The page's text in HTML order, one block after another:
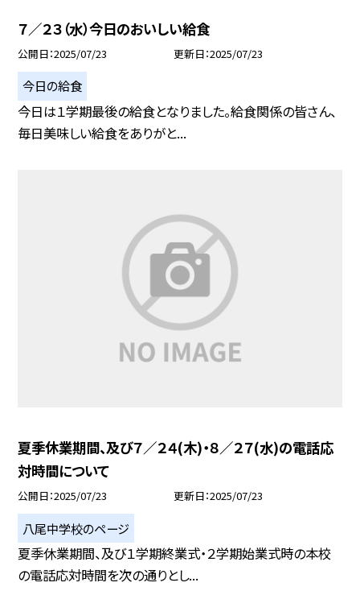
７／２３（水）今日のおいしい給食
公開日 2025/07/23 更新日 2025/07/23
今日の給食
今日は１学期最後の給食となりました。給食関係の皆さん、
毎日美味しい給食をありがと...
夏季休業期間、及び７／２４(木)・８／２７(水)の電話応
対時間について
公開日 2025/07/23 更新日 2025/07/23
八尾中学校のページ
夏季休業期間、及び１学期終業式・２学期始業式時の本校
の電話応対時間を次の通りとし...